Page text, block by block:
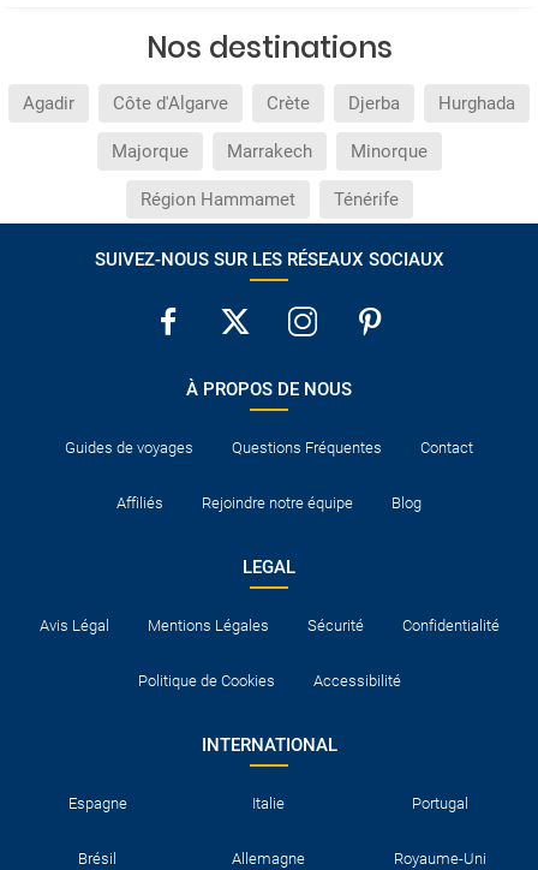
Nos destinations
Agadir Côte d'Algarve Crète Djerba Hurghada
Majorque Marrakech Minorque
Région Hammamet Ténérife
SUIVEZ-NOUS SUR LES RÉSEAUX SOCIAUX
À PROPOS DE NOUS
Guides de voyages Questions Fréquentes Contact
Affiliés Rejoindre notre équipe Blog
LEGAL
Avis Légal Mentions Légales Sécurité Confidentialité
Politique de Cookies Accessibilité
INTERNATIONAL
Espagne Italie Portugal
Brésil Allemagne Royaume-Uni